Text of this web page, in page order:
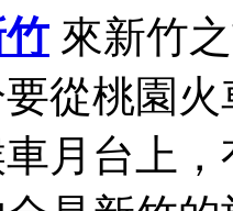
來新竹
從桃園
月台上